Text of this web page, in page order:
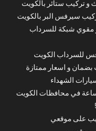
تركيب ستائر بالكويت
سيرفس البر بالكويت
شبكة للسرداب
للسرداب الكويت
و اسعار ممتازة
الشهداء
على موقعي